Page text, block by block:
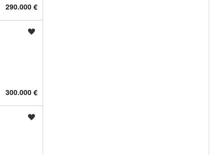
290.000 €
300.000 €